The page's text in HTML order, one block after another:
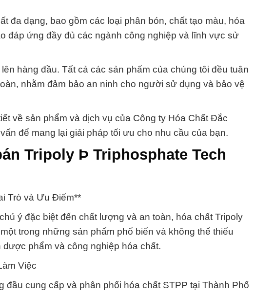
đa dạng, bao gồm các loại phân bón, chất tạo màu, hóa
đáp ứng đầy đủ các ngành công nghiệp và lĩnh vực sử
hàng đầu. Tất cả các sản phẩm của chúng tôi đều tuân
nhằm đảm bảo an ninh cho người sử dụng và bảo vệ
về sản phẩm và dịch vụ của Công ty Hóa Chất Đắc
để mang lại giải pháp tối ưu cho nhu cầu của bạn.
Tripoly Þ Triphosphate Tech
Trò và Ưu Điểm**
ý đặc biệt đến chất lượng và an toàn, hóa chất Tripoly
trong những sản phẩm phổ biến và không thể thiếu
phẩm và công nghiệp hóa chất.
Việc
cung cấp và phân phối hóa chất STPP tại Thành Phố